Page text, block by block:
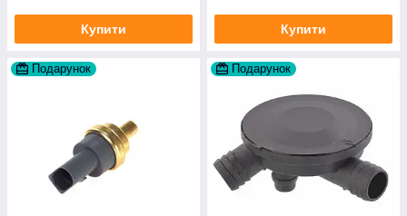
Купити Купити
Подарунок Подарунок